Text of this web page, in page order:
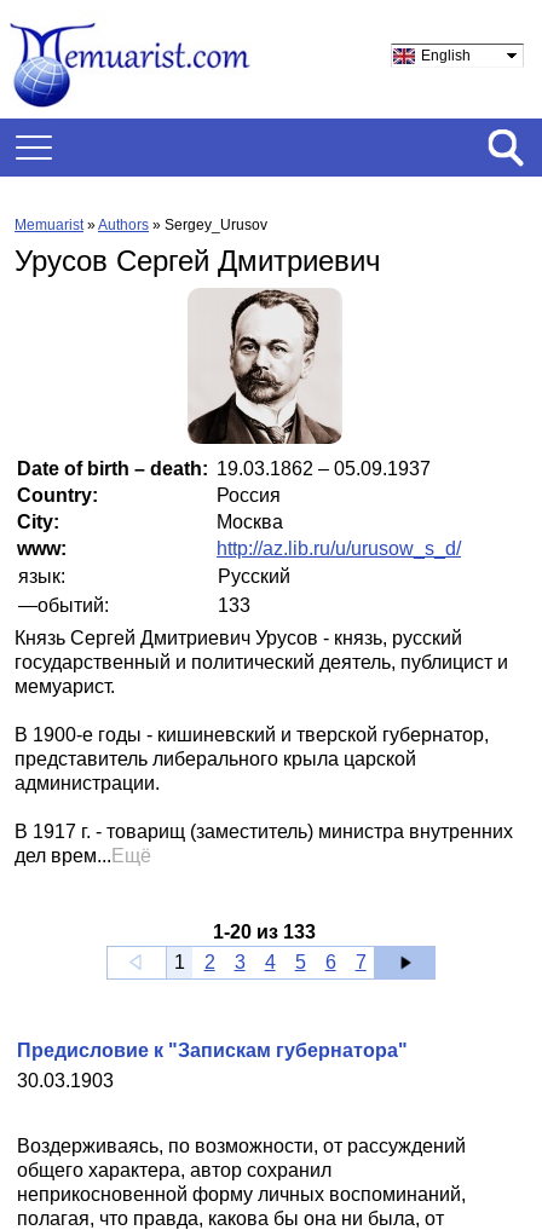
English
Memuarist»Authors » Sergey_Urusov
Урусов Сергей Дмитриевич
Date of birth – death: 19.03.1862 – 05.09.1937
Country:
Россия
City:
Москва
www:
http://az.lib.ru/u/urusow_s_d/
язык:
Русский
—обытий:
133
Князь Сергей Дмитриевич Урусов - князь, русский
государственный и политический деятель, публицист и
мемуарист.
В 1900-е годы - кишиневский и тверской губернатор,
представитель либерального крыла царской
администрации.
В 1917 г. - товарищ (заместитель) министра внутренних
дел врем... Ещё
1-20 из 133
1
2 3 4 5 6 7
30.03.1903
Предисловие к "Запискам губернатора"
Воздерживаясь, по возможности, от рассуждений
общего характера, автор сохранил
неприкосновенной форму личных воспоминаний,
полагая, что правда, какова бы она ни была, от